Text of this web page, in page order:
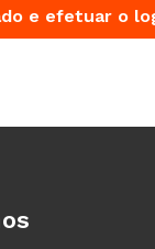
e efetuar o